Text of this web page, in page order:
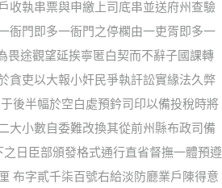
收執串票與申繳上司底串並送府州查驗
衙門即多一衙門之停櫊由一吏胥即多一
畏途觀望延挨寧匿白契而不辭子國課轉
貪吏以大報小奸民爭執訐訟實緣法久弊
後半幅於空白處預鈐司印以備投稅時將
大小數自委難改換其從前州縣布政司備
日臣部頒發格式通行直省督撫一體預遵
布字貳千柒百號右給淡防廳業戶陳得意